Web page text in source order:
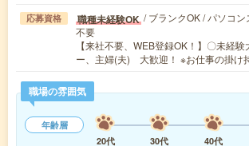
応募資格 職種未経験OK / ブランクOK / パソコ
不要
【来社不要、WEB登録OK！】〇未経
ー、主婦(夫) 大歓迎！ ※お仕事の掛け
職場の雰囲気
年齢層
20代
30代 40代